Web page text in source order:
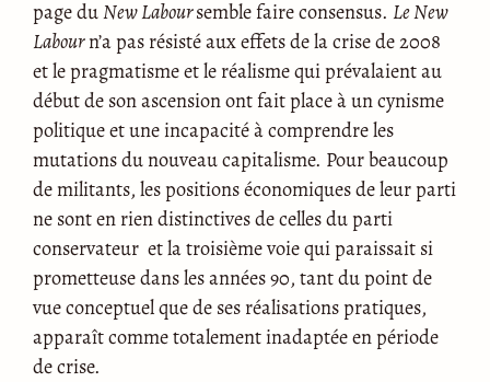
page duNew Laboursemble faire consensus. Le New
Labourn’a pas résisté aux effets de la crise de 2008
et le pragmatisme et le réalisme qui prévalaient au
début de son ascension ont fait place à un cynisme
politique et une incapacité à comprendre les
mutations du nouveau capitalisme. Pour beaucoup
de militants, les positions économiques de leur parti
ne sont en rien distinctives de celles du parti
conservateur et la troisième voie qui paraissait si
prometteuse dans les années 90, tant du point de
vue conceptuel que de ses réalisations pratiques,
apparaît comme totalement inadaptée en période
de crise.